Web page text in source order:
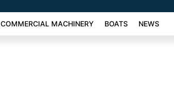
COMMERCIAL MACHINERY BOATS NEWS